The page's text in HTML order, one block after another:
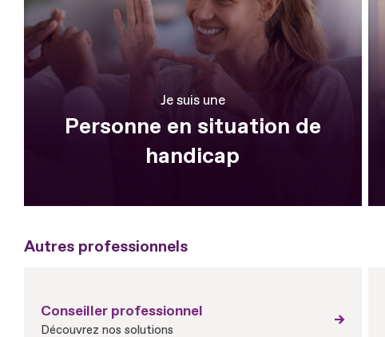
Je suis une
Personne en situation de
handicap
Autres professionnels
Conseiller professionnel
Découvrez nos solutions